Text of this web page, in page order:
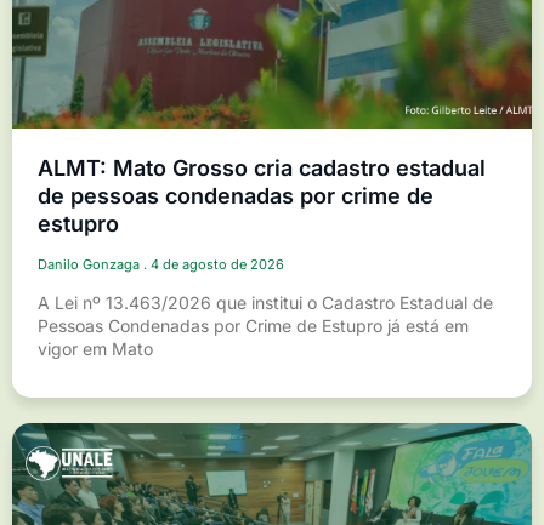
ALMT: Mato Grosso cria cadastro estadual
de pessoas condenadas por crime de
estupro
Danilo Gonzaga 4 de agosto de 2026
A Lei nº 13.463/2026 que institui o Cadastro Estadual de
Pessoas Condenadas por Crime de Estupro já está em
vigor em Mato